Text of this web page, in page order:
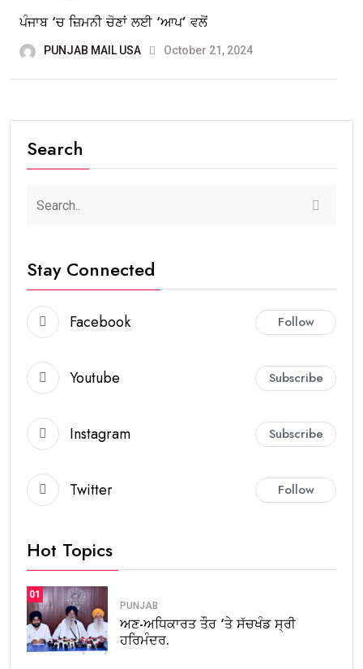
ਪੰਜਾਬ ‘ਚ ਜ਼ਿਮਨੀ ਚੋਣਾਂ ਲਈ ‘ਆਪ’ ਵਲੋਂ
PUNJAB MAIL USA October 21, 2024
Search
Stay Connected
Facebook Follow
Youtube Subscribe
Instagram Subscribe
Twitter Follow
Hot Topics
01
PUNJAB
ਅਣ-ਅਧਿਕਾਰਤ ਤੌਰ ‘ਤੇ ਸੱਚਖੰਡ ਸ੍ਰੀ
ਹਰਿਮੰਦਰ.